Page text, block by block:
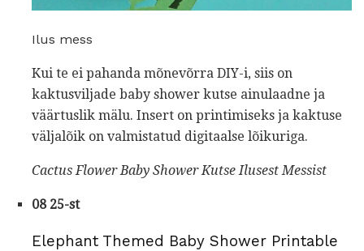
Ilus mess
Kui te ei pahanda mõnevõrra DIY-i, siis on
kaktusviljade baby shower kutse ainulaadne ja
väärtuslik mälu. Insert on printimiseks ja kaktuse
väljalõik on valmistatud digitaalse lõikuriga.
Cactus Flower Baby Shower Kutse Ilusest Messist
08 25-st
Elephant Themed Baby Shower Printable